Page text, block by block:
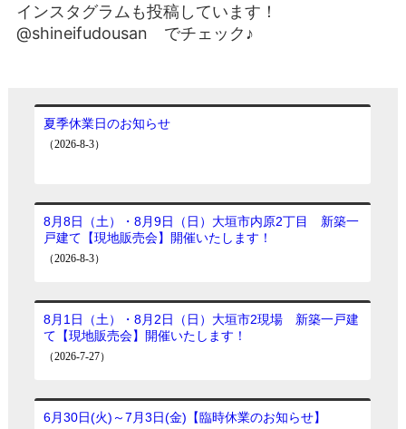
インスタグラムも投稿しています！
@shineifudousan でチェック♪